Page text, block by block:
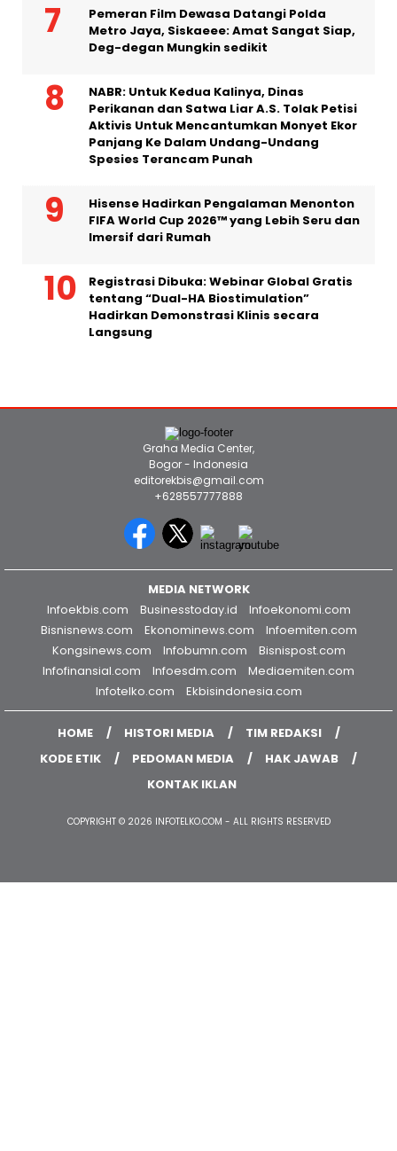
SHOCK di Roblox bagi Generasi Muda
Pemeran Film Dewasa Datangi Polda
Deg-degan Mungkin sedikit
NABR: Untuk Kedua Kalinya, Dinas
Perikanan dan Satwa Liar A.S. Tolak Petisi
Aktivis Untuk Mencantumkan Monyet Ekor
Spesies Terancam Punah
Hisense Hadirkan Pengalaman Menonton
Imersif dari Rumah
Registrasi Dibuka: Webinar Global Gratis
tentang “Dual-HA Biostimulation”
Graha Media Center,
Bogor - Indonesia
editorekbis@gmail.com
+628557777888
MEDIA NETWORK
Infoekbis.com
Businesstoday.id
Infoekonomi.com
Bisnisnews.com
Ekonominews.com
Infoemiten.com
Kongsinews.com
Infobumn.com
Bisnispost.com
Infofinansial.com
Infoesdm.com
Mediaemiten.com
Infotelko.com
Ekbisindonesia.com
TIM REDAKSI
KONTAK IKLAN